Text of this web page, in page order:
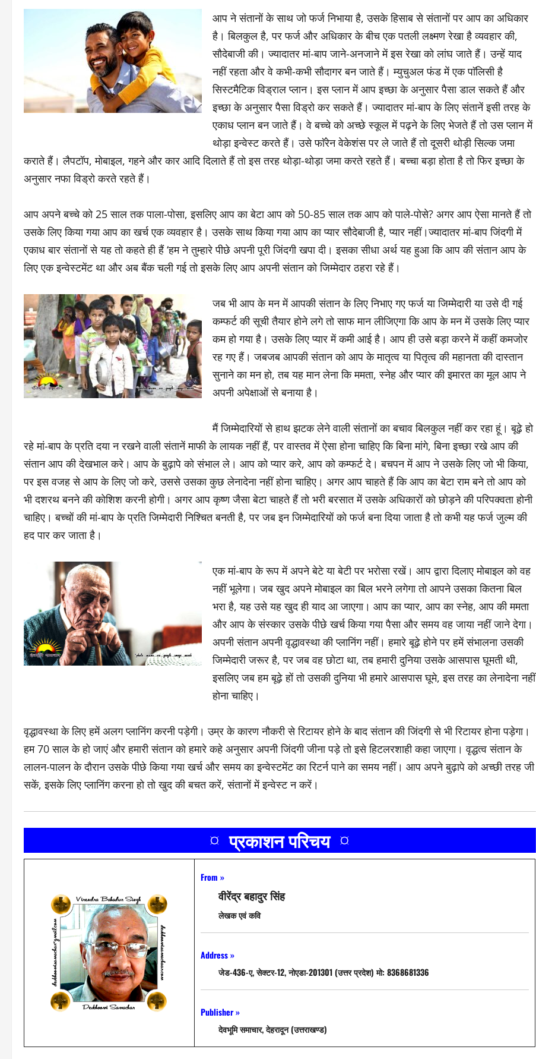
आप ने संतानों के साथ जो फर्ज निभाया है, उसके हिसाब से संतानों पर आप का अधिकार
है। बिलकुल है, पर फर्ज और अधिकार के बीच एक पतली लक्ष्मण रेखा है व्यवहार की,
सौदेबाजी की। ज्यादातर मां-बाप जाने-अनजाने में इस रेखा को लांघ जाते हैं। उन्हें याद
नहीं रहता और वे कभी-कभी सौदागर बन जाते हैं। म्युचुअल फंड में एक पाॅलिसी है
सिस्टमैटिक विड्राल प्लान। इस प्लान में आप इच्छा के अनुसार पैसा डाल सकते हैं और
इच्छा के अनुसार पैसा विड्रो कर सकते हैं। ज्यादातर मां-बाप के लिए संतानें इसी तरह के
एकाध प्लान बन जाते हैं। वे बच्चे को अच्छे स्कूल में पढ़ने के लिए भेजते हैं तो उस प्लान में
थोड़ा इन्वेस्ट करते हैं। उसे फाॅरेन वेकेशंस पर ले जाते हैं तो दूसरी थोड़ी सिल्क जमा
कराते हैं। लैपटॉप, मोबाइल, गहने और कार आदि दिलाते हैं तो इस तरह थोड़ा-थोड़ा जमा करते रहते हैं। बच्चा बड़ा होता है तो फिर इच्छा के
अनुसार नफा विड्रो करते रहते हैं।
आप अपने बच्चे को 25 साल तक पाला-पोसा, इसलिए आप का बेटा आप को 50-85 साल तक आप को पाले-पोसे? अगर आप ऐसा मानते हैं तो
उसके लिए किया गया आप का खर्च एक व्यवहार है। उसके साथ किया गया आप का प्यार सौदेबाजी है, प्यार नहीं।ज्यादातर मां-बाप जिंदगी में
एकाध बार संतानों से यह तो कहते ही हैं ‘हम ने तुम्हारे पीछे अपनी पूरी जिंदगी खपा दी। इसका सीधा अर्थ यह हुआ कि आप की संतान आप के
लिए एक इन्वेस्टमेंट था और अब बैंक चली गई तो इसके लिए आप अपनी संतान को जिम्मेदार ठहरा रहे हैं।
जब भी आप के मन में आपकी संतान के लिए निभाए गए फर्ज या जिम्मेदारी या उसे दी गई
कम्फर्ट की सूची तैयार होने लगे तो साफ मान लीजिएगा कि आप के मन में उसके लिए प्यार
कम हो गया है। उसके लिए प्यार में कमी आई है। आप ही उसे बड़ा करने में कहीं कमजोर
रह गए हैं। जबजब आपकी संतान को आप के मातृत्व या पितृत्व की महानता की दास्तान
सुनाने का मन हो, तब यह मान लेना कि ममता, स्नेह और प्यार की इमारत का मूल आप ने
अपनी अपेक्षाओं से बनाया है।
मैं जिम्मेदारियों से हाथ झटक लेने वाली संतानों का बचाव बिलकुल नहीं कर रहा हूं। बूढ़े हो
रहे मां-बाप के प्रति दया न रखने वाली संतानें माफी के लायक नहीं हैं, पर वास्तव में ऐसा होना चाहिए कि बिना मांगे, बिना इच्छा रखे आप की
संतान आप की देखभाल करे। आप के बुढ़ापे को संभाल ले। आप को प्यार करे, आप को कम्फर्ट दे। बचपन में आप ने उसके लिए जो भी किया,
पर इस वजह से आप के लिए जो करे, उससे उसका कुछ लेनादेना नहीं होना चाहिए। अगर आप चाहते हैं कि आप का बेटा राम बने तो आप को
भी दशरथ बनने की कोशिश करनी होगी। अगर आप कृष्ण जैसा बेटा चाहते हैं तो भरी बरसात में उसके अधिकारों को छोड़ने की परिपक्वता होनी
चाहिए। बच्चों की मां-बाप के प्रति जिम्मेदारी निश्चित बनती है, पर जब इन जिम्मेदारियों को फर्ज बना दिया जाता है तो कभी यह फर्ज जुल्म की
हद पार कर जाता है।
एक मां-बाप के रूप में अपने बेटे या बेटी पर भरोसा रखें। आप द्वारा दिलाए मोबाइल को वह
नहीं भूलेगा। जब खुद अपने मोबाइल का बिल भरने लगेगा तो आपने उसका कितना बिल
भरा है, यह उसे यह खुद ही याद आ जाएगा। आप का प्यार, आप का स्नेह, आप की ममता
और आप के संस्कार उसके पीछे खर्च किया गया पैसा और समय वह जाया नहीं जाने देगा।
अपनी संतान अपनी वृद्धावस्था की प्लानिंग नहीं। हमारे बूढ़े होने पर हमें संभालना उसकी
जिम्मेदारी जरूर है, पर जब वह छोटा था, तब हमारी दुनिया उसके आसपास घूमती थी,
इसलिए जब हम बूढ़े हों तो उसकी दुनिया भी हमारे आसपास घूमे, इस तरह का लेनादेना नहीं
होना चाहिए।
वृद्धावस्था के लिए हमें अलग प्लानिंग करनी पड़ेगी। उम्र के कारण नौकरी से रिटायर होने के बाद संतान की जिंदगी से भी रिटायर होना पड़ेगा।
हम 70 साल के हो जाएं और हमारी संतान को हमारे कहे अनुसार अपनी जिंदगी जीना पड़े तो इसे हिटलरशाही कहा जाएगा। वृद्धत्व संतान के
लालन-पालन के दौरान उसके पीछे किया गया खर्च और समय का इन्वेस्टमेंट का रिटर्न पाने का समय नहीं। आप अपने बुढ़ापे को अच्छी तरह जी
सकें, इसके लिए प्लानिंग करना हो तो खुद की बचत करें, संतानों में इन्वेस्ट न करें।
¤ प्रकाशन परिचय ¤
From »
वीरेंद्र बहादुर सिंह
लेखक एवं कवि
Address »
जेड-436-ए, सेक्टर-12, नोएडा-201301 (उत्तर प्रदेश) मो: 8368681336
Publisher »
देवभूमि समाचार, देहरादून (उत्तराखण्ड)